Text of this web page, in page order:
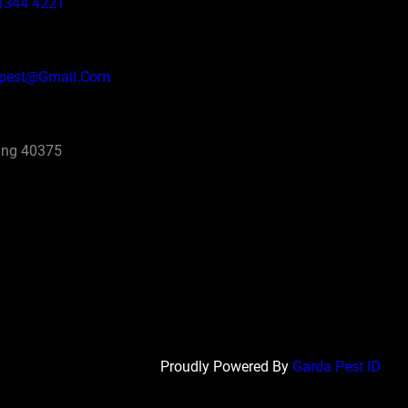
40375
Proudly Powered By Garda Pest ID